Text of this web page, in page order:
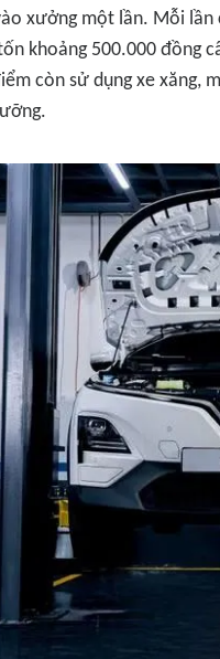
xưởng một lần. Mỗi lần
khoảng 500.000 đồng
còn sử dụng xe xăng,